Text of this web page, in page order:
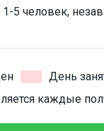
5 человек,
День
каждые